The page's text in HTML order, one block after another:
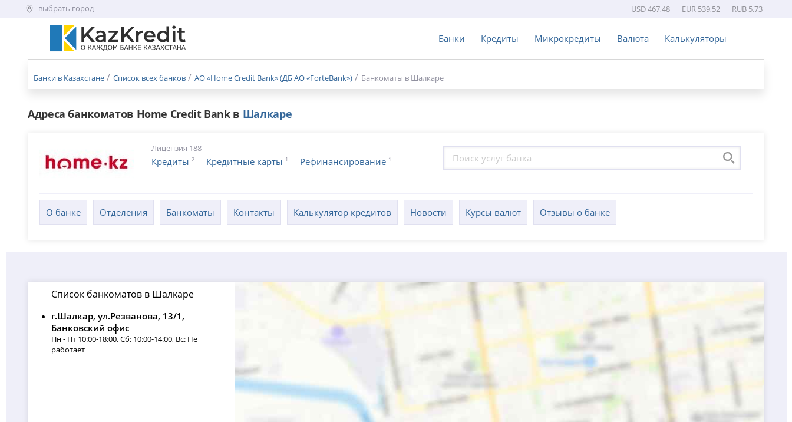
выбрать город USD 467,48 EUR 539,52 RUB 5,73
Банки Кредиты Микрокредиты Валюта Калькуляторы
Меню
Банки в Казахстане Список всех банков АО «Home Credit Bank» (ДБ АО «ForteBank») Банкоматы в Шалкаре
Адреса банкоматов Home Credit Bank в Шалкаре
Лицензия 188
Кредиты 2 Кредитные карты 1 Рефинансирование 1
О банке Отделения Банкоматы Контакты Калькулятор кредитов Новости Курсы валют Отзывы о банке
Список банкоматов в Шалкаре
г.Шалкар, ул.Резванова, 13/1,
Банковский офис
Пн - Пт 10:00-18:00, Сб: 10:00-14:00, Вс: Не
работает